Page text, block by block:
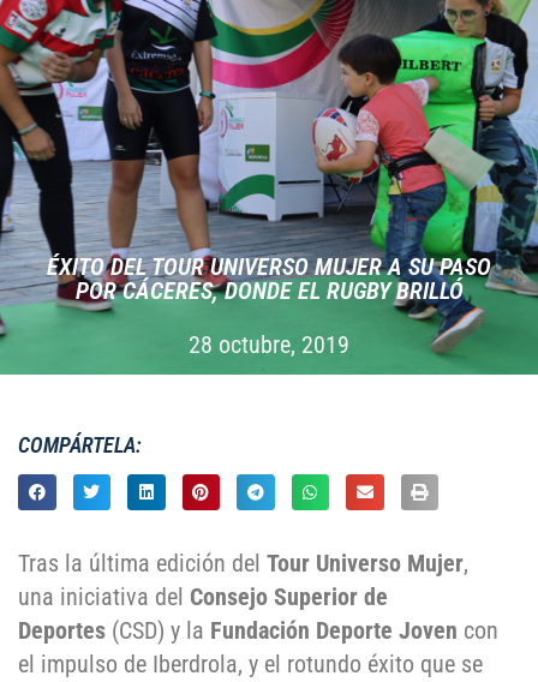
ÉXITO DEL TOUR UNIVERSO MUJER A SU PASO
POR CÁCERES, DONDE EL RUGBY BRILLÓ
28 octubre, 2019
COMPÁRTELA:
Tras la última edición del Tour Universo Mujer,
una iniciativa del Consejo Superior de
Deportes (CSD) y la Fundación Deporte Joven con
el impulso de Iberdrola, y el rotundo éxito que se